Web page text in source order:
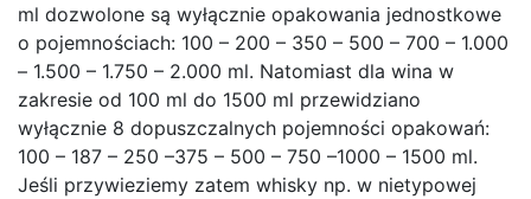
ml dozwolone są wyłącznie opakowania jednostkowe
o pojemnościach: 100 – 200 – 350 – 500 – 700 – 1.000
– 1.500 – 1.750 – 2.000 ml. Natomiast dla wina w
zakresie od 100 ml do 1500 ml przewidziano
wyłącznie 8 dopuszczalnych pojemności opakowań:
100 – 187 – 250 –375 – 500 – 750 –1000 – 1500 ml.
Jeśli przywieziemy zatem whisky np. w nietypowej